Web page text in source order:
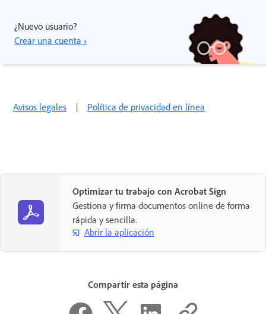
¿Nuevo usuario?
Crear una cuenta ›
Avisos legales | Política de privacidad en línea
Optimizar tu trabajo con Acrobat Sign
Gestiona y firma documentos online de forma
rápida y sencilla.
Abrir la aplicación
Compartir esta página